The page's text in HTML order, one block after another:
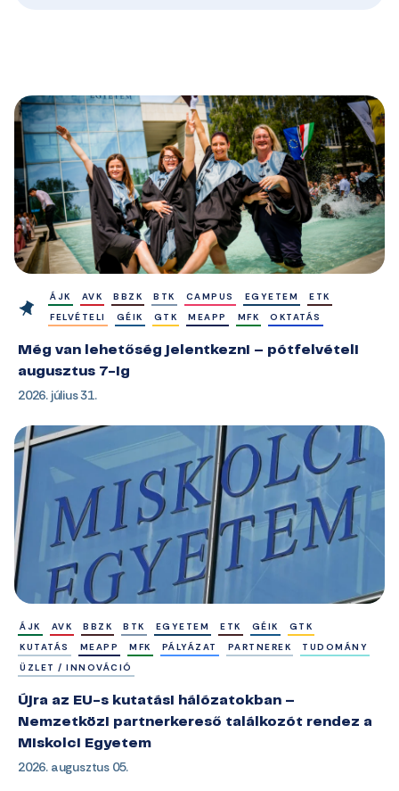
ÁJK AVK BBZK BTK CAMPUS EGYETEM
ETK
FELVÉTELI
GÉIK GTK MEAPP MFK OKTATÁS
Még van lehetőség jelentkezni – pótfelvételi
augusztus 7-ig
2026. július 31.
ÁJK AVK BBZK BTK EGYETEM ETK GÉIK
GTK
KUTATÁS
MEAPP MFK PÁLYÁZAT PARTNEREK
TUDOMÁNY
ÜZLET / INNOVÁCIÓ
Újra az EU-s kutatási hálózatokban –
Nemzetközi partnerkereső találkozót rendez a
Miskolci Egyetem
2026. augusztus 05.